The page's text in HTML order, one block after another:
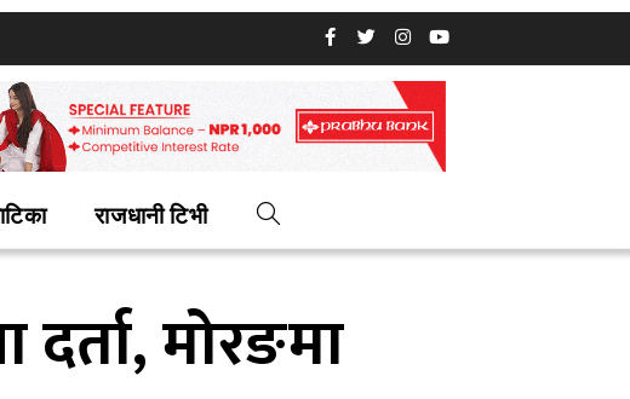
राजधानी टिभी
मोरङमा